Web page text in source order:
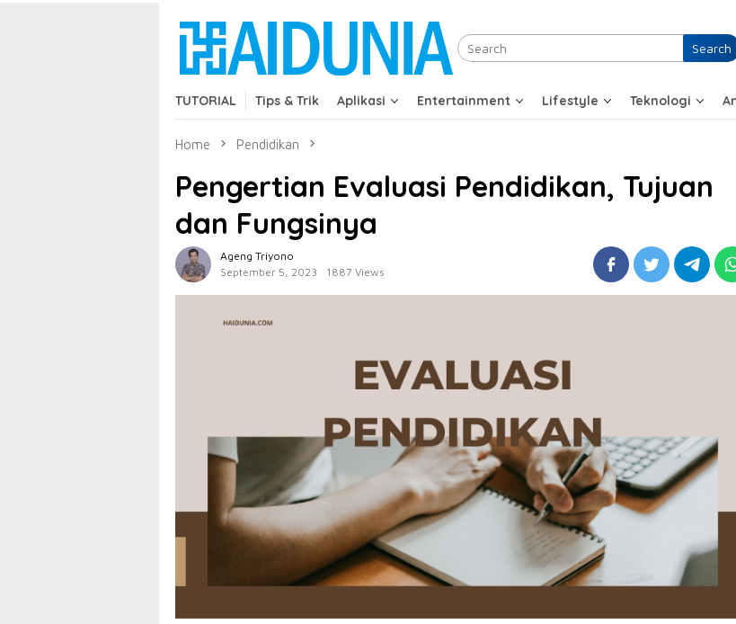
content
Search
TUTORIAL Tips & Trik Aplikasi Entertainment Lifestyle Teknologi
Home Pendidikan
Pengertian Evaluasi Pendidikan, Tujuan
dan Fungsinya
Ageng Triyono
September 5, 2023
1887 Views